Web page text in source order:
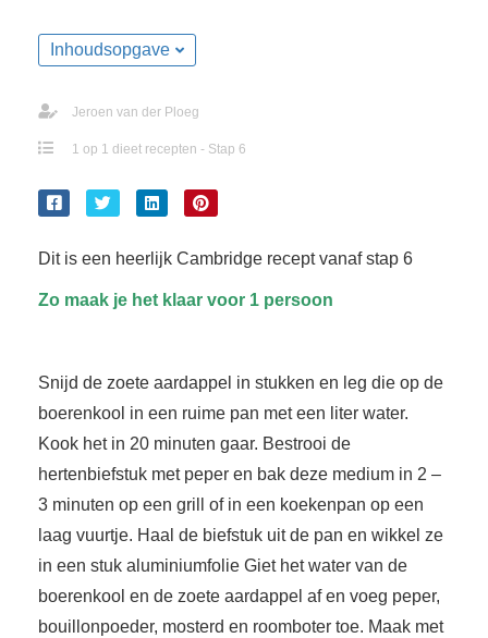
Inhoudsopgave
Jeroen van der Ploeg
1 op 1 dieet recepten - Stap 6
Dit is een heerlijk Cambridge recept vanaf stap 6
Zo maak je het klaar voor 1 persoon
Snijd de zoete aardappel in stukken en leg die op de
boerenkool in een ruime pan met een liter water.
Kook het in 20 minuten gaar. Bestrooi de
hertenbiefstuk met peper en bak deze medium in 2 –
3 minuten op een grill of in een koekenpan op een
laag vuurtje. Haal de biefstuk uit de pan en wikkel ze
in een stuk aluminiumfolie Giet het water van de
boerenkool en de zoete aardappel af en voeg peper,
bouillonpoeder, mosterd en roomboter toe. Maak met